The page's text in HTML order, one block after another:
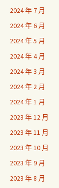
2024 年 7 月
2024 年 6 月
2024 年 5 月
2024 年 4 月
2024 年 3 月
2024 年 2 月
2024 年 1 月
2023 年 12 月
2023 年 11 月
2023 年 10 月
2023 年 9 月
2023 年 8 月